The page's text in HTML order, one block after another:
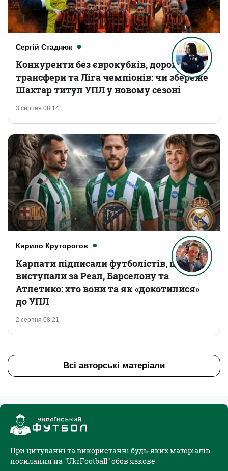
Сергій Стаднюк
3 серпня 08:14
Конкуренти без єврокубків, дорогі
трансфери та Ліга чемпіонів: чи збереже
Шахтар титул УПЛ у новому сезоні
Кирило Круторогов
2 серпня 08:21
Карпати підписали футболістів, що
виступали за Реал, Барселону та
Атлетико: хто вони та як «докотилися»
до УПЛ
Всі авторські матеріали
При цитуванні та використанні будь-яких матеріалів
посилання на "UkrFootball" обов'язкове